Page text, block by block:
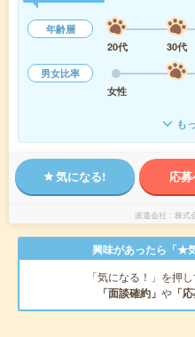
年齢層
20代
30代
男女比率
女性
も
気になる! 応
派遣会社 株式
興味があったら「★
「気になる！」を押
「面談確約」 や 「